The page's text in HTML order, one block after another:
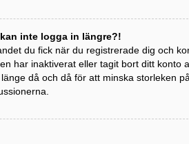
inte logga in längre?!
du fick när du registrerade dig och
har inaktiverat eller tagit bort ditt
då och då för att minska storleken